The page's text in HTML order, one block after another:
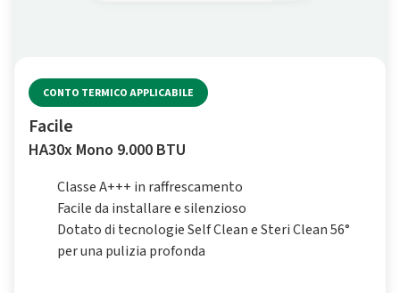
CONTO TERMICO APPLICABILE
Facile
HA30x Mono 9.000 BTU
Classe A+++ in raffrescamento
Facile da installare e silenzioso
Dotato di tecnologie Self Clean e Steri Clean 56°
per una pulizia profonda